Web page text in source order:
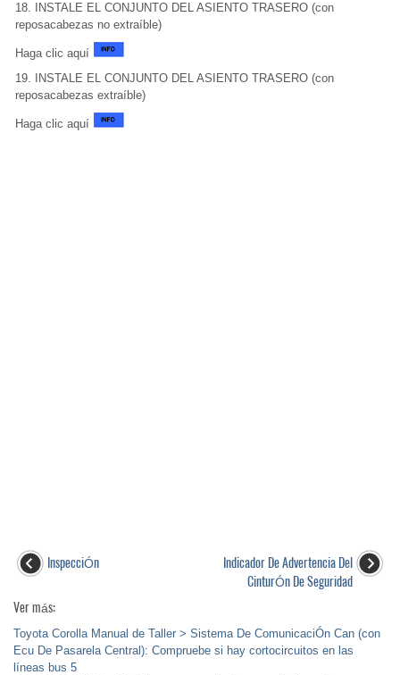
18. INSTALE EL CONJUNTO DEL ASIENTO TRASERO (con
reposacabezas no extraíble)
Haga clic aquí
19. INSTALE EL CONJUNTO DEL ASIENTO TRASERO (con
reposacabezas extraíble)
Haga clic aquí
InspecciÓn
Indicador De Advertencia Del
CinturÓn De Seguridad
Ver más:
Toyota Corolla Manual de Taller > Sistema De ComunicaciÓn Can (con
Ecu De Pasarela Central): Compruebe si hay cortocircuitos en las
líneas bus 5